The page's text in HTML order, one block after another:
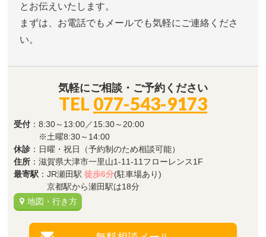
とお伝えいたします。
まずは、お電話でもメールでも気軽にご連絡くださ
い。
気軽にご相談・ご予約ください
TEL 077-543-9173
受付 ：8:30～13:00／15:30～20:00
※土曜8:30～14:00
休診 ：日曜・祝日（予約制のため相談可能）
住所 ：滋賀県大津市一里山1-11-11フローレンス1F
最寄駅 ：JR瀬田駅徒歩6分(駐車場あり)
京都駅から瀬田駅は18分
地図・行き方